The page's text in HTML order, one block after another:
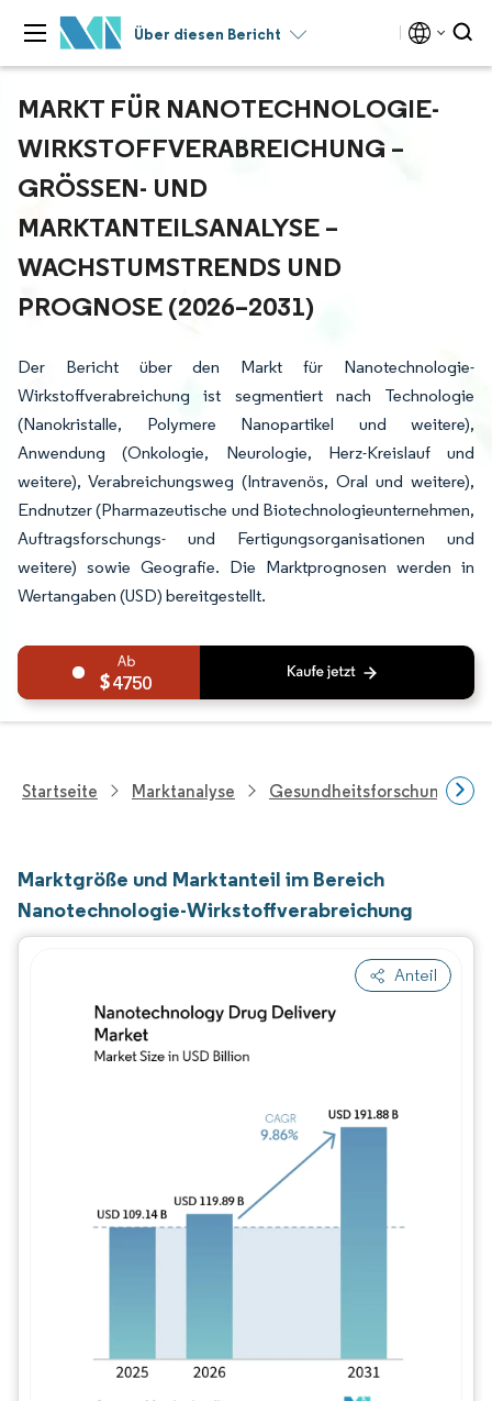
Über diesen Bericht
MARKT FÜR NANOTECHNOLOGIE-
WIRKSTOFFVERABREICHUNG –
GRÖSSEN- UND M
ARKTANTEILSANALYSE – W
ACHSTUMSTRENDS UND P
ROGNOSE (2026–2031)
Der Bericht über den Markt für Nanotechnologie-
Wirkstoffverabreichung ist segmentiert nach Technologie
(Nanokristalle, Polymere Nanopartikel und weitere),
Anwendung (Onkologie, Neurologie, Herz-Kreislauf und
weitere), Verabreichungsweg (Intravenös, Oral und weitere),
Endnutzer (Pharmazeutische und Biotechnologieunternehmen,
Auftragsforschungs- und Fertigungsorganisationen und
weitere) sowie Geografie. Die Marktprognosen werden in
Wertangaben (USD) bereitgestellt.
4750
Startseite Marktanalyse Gesundheitsforschung
Marktgröße und Marktanteil im Bereich
Nanotechnologie-Wirkstoffverabreichung
Anteil
Bild © Mordor Intelligence.